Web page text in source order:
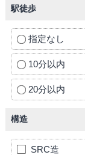
駅徒歩
指定なし
10分以内
20分以内
構造
SRC造